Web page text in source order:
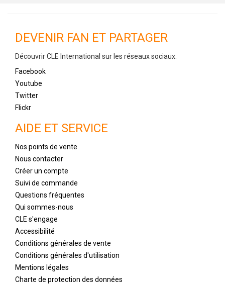
DEVENIR FAN ET PARTAGER
Découvrir CLE International sur les réseaux sociaux.
Facebook
Youtube
Twitter
Flickr
AIDE ET SERVICE
Nos points de vente
Nous contacter
Créer un compte
Suivi de commande
Questions fréquentes
Qui sommes-nous
CLE s'engage
Accessibilité
Conditions générales de vente
Conditions générales d'utilisation
Mentions légales
Charte de protection des données